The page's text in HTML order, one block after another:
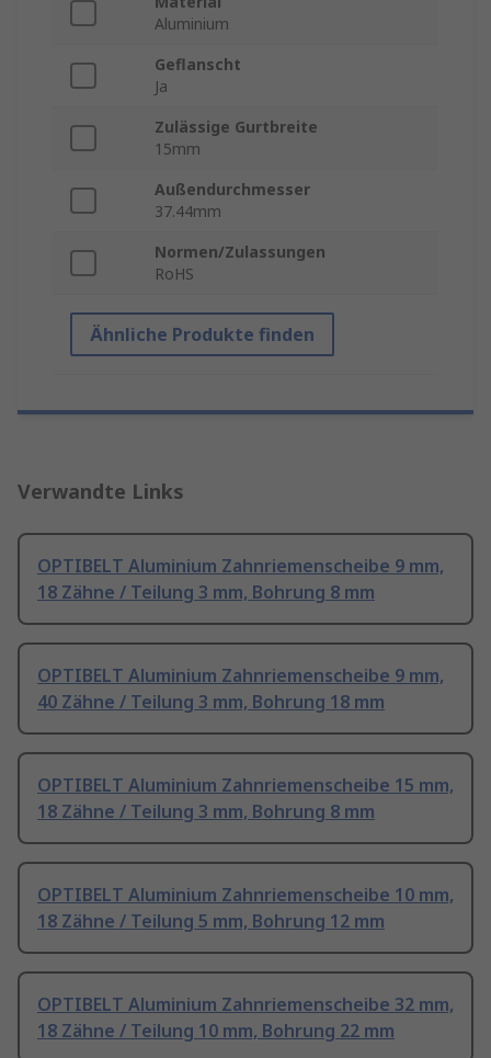
Aluminium
Geflanscht
Ja
Zulässige Gurtbreite
15mm
Außendurchmesser
37.44mm
Normen/Zulassungen
RoHS
Ähnliche Produkte finden
Verwandte Links
OPTIBELT Aluminium Zahnriemenscheibe 9 mm,
18 Zähne / Teilung 3 mm, Bohrung 8 mm
OPTIBELT Aluminium Zahnriemenscheibe 9 mm,
40 Zähne / Teilung 3 mm, Bohrung 18 mm
OPTIBELT Aluminium Zahnriemenscheibe 15 mm,
18 Zähne / Teilung 3 mm, Bohrung 8 mm
OPTIBELT Aluminium Zahnriemenscheibe 10 mm,
18 Zähne / Teilung 5 mm, Bohrung 12 mm
OPTIBELT Aluminium Zahnriemenscheibe 32 mm,
18 Zähne / Teilung 10 mm, Bohrung 22 mm